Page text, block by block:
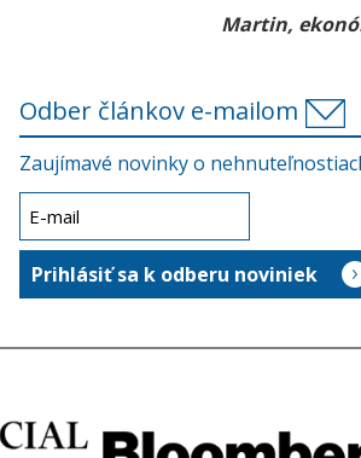
Martin,
Odber článkov e-mailom
Zaujímavé novinky o